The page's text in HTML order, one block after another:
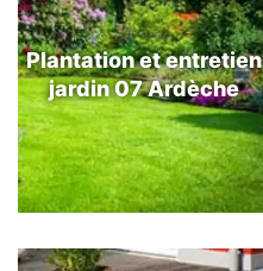
Plantation et entretien
jardin 07 Ardèche